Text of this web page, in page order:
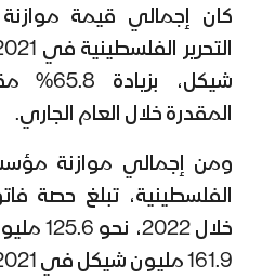
كان إجمالي قيمة
شيكل،
المقدرة خلال العام الجاري.
ومن إجمالي موازنة
الفلسطينية، تبلغ حصة
خلال
161.9 مليون شيكل في 2021.